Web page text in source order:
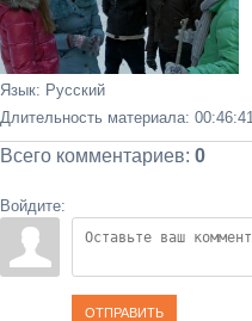
Язык: Русский
Длительность материала: 00:46:41
Всего комментариев: 0
Войдите:
ОТПРАВИТЬ